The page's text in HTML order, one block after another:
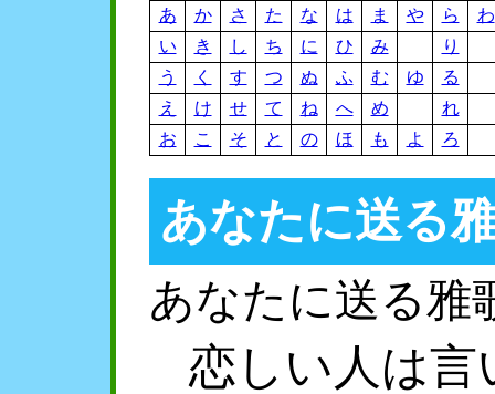
あ か さ た な は ま や ら
わ
い
き し ち に ひ み
り
う
く す つ ぬ ふ む ゆ
る
え
け せ て ね へ め
れ
お
こ そ と の ほ も よ ろ
あなたに送る
あなたに送る雅
恋しい人は言